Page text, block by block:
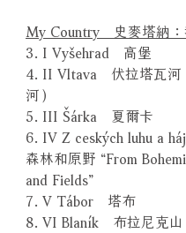
My Country 史麥塔納：
3. I Vyšehrad 高堡
4. II Vltava 伏拉塔瓦河
河）
5. III Šárka 夏爾卡
6. IV Z ceských luhu a
森林和原野 “From
and Fields”
7. V Tábor 塔布
8. VI Blaník 布拉尼克山